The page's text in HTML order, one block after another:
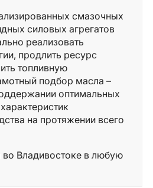
смазочных
силовых агрегатов
реализовать
продлить ресурс
топливную
подбор масла –
оптимальных
на протяжении всего
во Владивостоке в любую